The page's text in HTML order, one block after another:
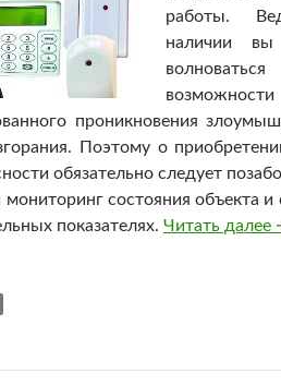
работы.
наличии
возможности
проникновения
Поэтому о
обязательно следует
состояния объекта
показателях. Читать далее